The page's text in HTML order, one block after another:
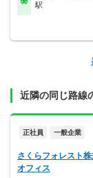
駅
近隣の同じ路線
正社員 一般企業
さくらフォレスト
オフィス